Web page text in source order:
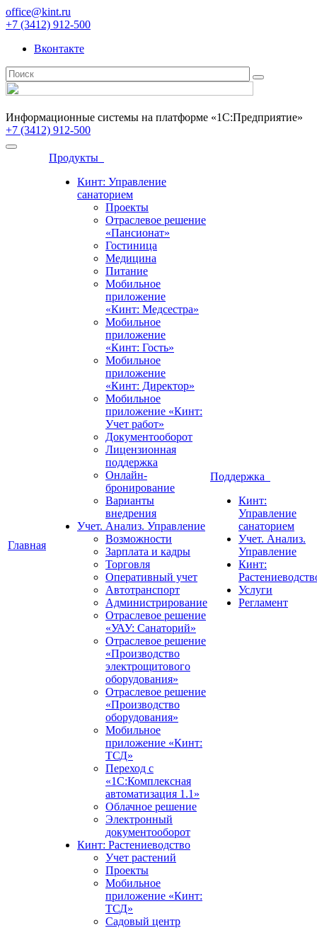
office@kint.ru
+7 (3412) 912-500
Вконтакте
Информационные системы на платформе «1С:Предприятие»
+7 (3412) 912-500
Главная
Продукты
Кинт: Управление
санаторием
Проекты
Отраслевое решение
«Пансионат»
Гостиница
Медицина
Питание
Мобильное
приложение
«Кинт: Медсестра»
Мобильное
приложение
«Кинт: Гость»
Мобильное
приложение
«Кинт: Директор»
Мобильное
приложение «Кинт:
Учет работ»
Документооборот
Лицензионная
поддержка
Онлайн-
бронирование
Варианты
внедрения
Учет. Анализ. Управление
Возможности
Зарплата и кадры
Торговля
Оперативный учет
Автотранспорт
Администрирование
Отраслевое решение
«УАУ: Санаторий»
Отраслевое решение
«Производство
электрощитового
оборудования»
Отраслевое решение
«Производство
оборудования»
Мобильное
приложение «Кинт:
ТСД»
Переход с
«1С:Комплексная
автоматизация 1.1»
Облачное решение
Электронный
документооборот
Кинт: Растениеводство
Учет растений
Проекты
Мобильное
приложение «Кинт:
ТСД»
Садовый центр
Поддержка
Кинт:
Управление
санаторием
Учет. Анализ.
Управление
Кинт:
Услуги
Регламент